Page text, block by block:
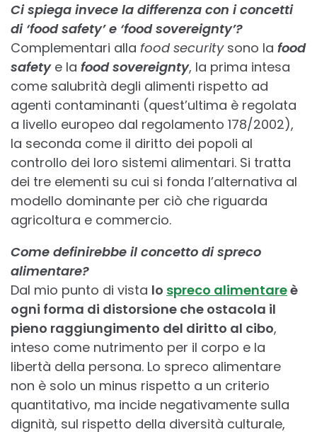
Ci spiega invece la differenza con i concetti
di ‘food safety’ e ‘food sovereignty’?
Complementari alla food securitysono la food
safetye la food sovereignty, la prima intesa
come salubrità degli alimenti rispetto ad
agenti contaminanti (quest’ultima è regolata
a livello europeo dal regolamento 178/2002),
la seconda come il diritto dei popoli al
controllo dei loro sistemi alimentari. Si tratta
dei tre elementi su cui si fonda l’alternativa al
modello dominante per ciò che riguarda
agricoltura e commercio.
Come definirebbe il concetto di spreco
alimentare?
Dal mio punto di vista lo spreco alimentareè
ogni forma di distorsione che ostacola il
pieno raggiungimento del diritto al cibo,
inteso come nutrimento per il corpo e la
libertà della persona. Lo spreco alimentare
non è solo un minus rispetto a un criterio
quantitativo, ma incide negativamente sulla
dignità, sul rispetto della diversità culturale,